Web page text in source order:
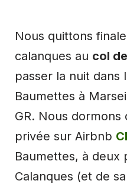
Nous quittons
calanques au col
passer la nuit dans
Baumettes à
GR. Nous
privée sur Airbnb
Baumettes, à deux
Calanques (et de